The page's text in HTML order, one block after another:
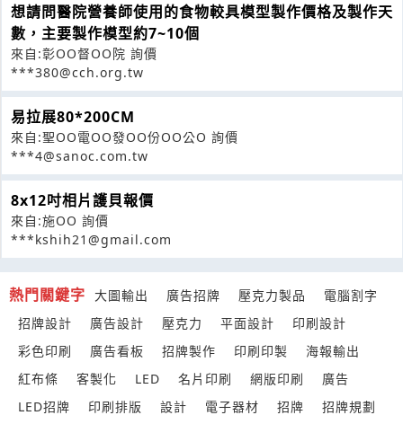
想請問醫院營養師使用的食物較具模型製作價格及製作天
數，主要製作模型約7~10個
來自:彰OO督OO院 詢價
***380@cch.org.tw
易拉展80*200CM
來自:聖OO電OO發OO份OO公O 詢價
***4@sanoc.com.tw
8x12吋相片護貝報價
來自:施OO 詢價
***kshih21@gmail.com
熱門關鍵字 大圖輸出 廣告招牌 壓克力製品
電腦割字
招牌設計
廣告設計 壓克力 平面設計
印刷設計
彩色印刷
廣告看板 招牌製作 印刷印製
海報輸出
紅布條
客製化 LED 名片印刷 網版印刷
廣告
LED招牌
印刷排版 設計 電子器材 招牌
招牌規劃